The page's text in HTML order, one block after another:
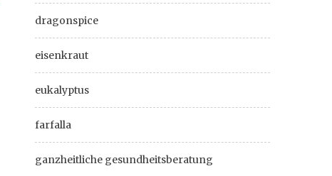
dragonspice
eisenkraut
eukalyptus
farfalla
ganzheitliche gesundheitsberatung